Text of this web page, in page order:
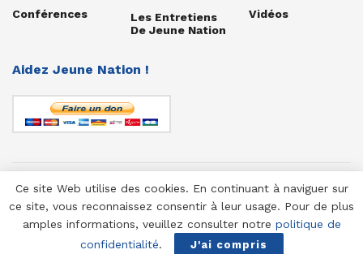
Conférences
Les Entretiens
De Jeune Nation
Vidéos
Aidez Jeune Nation !
© 1958-2025 Jeune Nation
Ce site Web utilise des cookies. En continuant à naviguer sur
ce site, vous reconnaissez consentir à leur usage. Pour de plus
amples informations, veuillez consulter notre politique de
confidentialité. J'ai compris